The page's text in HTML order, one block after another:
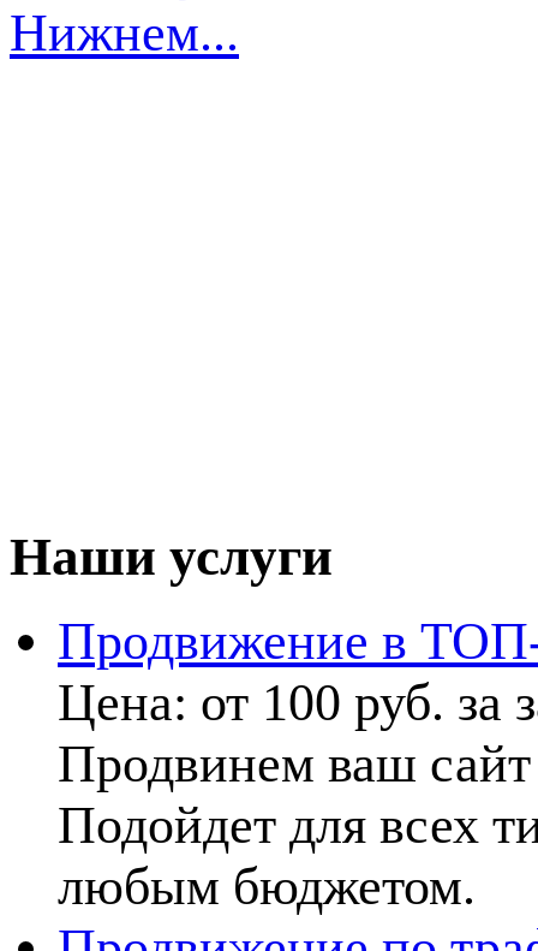
Нижнем...
Наши услуги
Продвижение в
Цена: от 100 руб. за
Продвинем ваш
Подойдет для всех
любым бюджетом.